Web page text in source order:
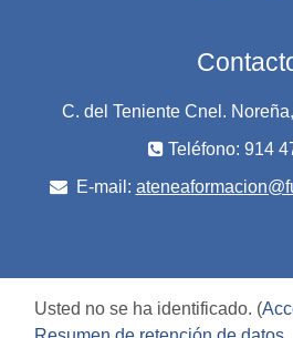
C. del Teniente Cnel.
Teléfono: 914
E-mail:
Usted no se ha identificado. (